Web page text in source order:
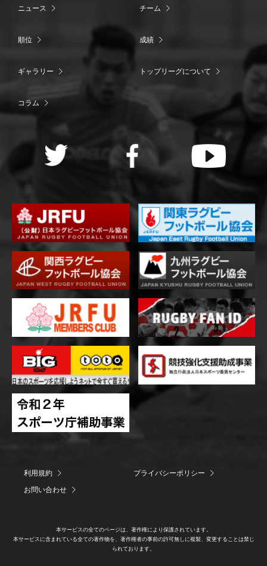
ニュース チーム
順位 成績
ギャラリー トップリーグについて
コラム
利用規約
プライバシーポリシー
お問い合わせ
本サービスの全てのページは、著作権により保護されています。
本サービスに含まれている全ての著作物を、著作権者の事前の許可無しに複製、変更することは禁じ
られております。